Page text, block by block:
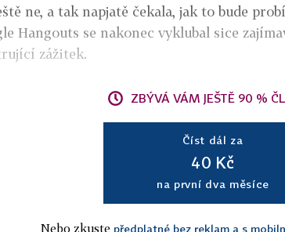
ne, a tak napjatě čekala, jak to bude
Hangouts se nakonec vyklubal sice
zážitek.
ZBÝVÁ VÁM JEŠTĚ 90 %
Číst dál za
40 Kč
na první dva měsíce
Nebo zkuste předplatné bez reklam a s